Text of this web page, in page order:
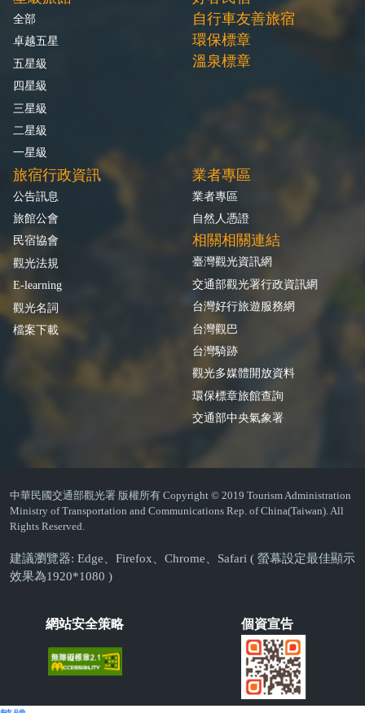
全部
卓越五星
五星級
四星級
三星級
二星級
一星級
自行車友善旅宿
環保標章
溫泉標章
旅宿行政資訊
公告訊息
旅館公會
民宿協會
觀光法規
E-learning
觀光名詞
檔案下載
業者專區
業者專區
自然人憑證
相關相關連結
臺灣觀光資訊網
交通部觀光署行政資訊網
台灣好行旅遊服務網
台灣觀巴
台灣騎跡
觀光多媒體開放資料
環保標章旅館查詢
交通部中央氣象署
中華民國交通部觀光署 版權所有 Copyright © 2019 Tourism Administration
Ministry of Transportation and Communications Rep. of China(Taiwan). All
Rights Reserved.
建議瀏覽器: Edge、Firefox、Chrome、Safari ( 螢幕設定最佳顯示
效果為1920*1080 )
網站安全策略 個資宣告